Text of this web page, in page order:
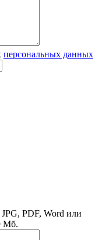
персональных данных
PDF, Word или
Мб.